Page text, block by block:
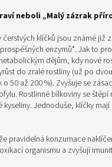
neboli „Malý zázrak
klíčků jsou známé již
enzymů*. Jak to
dějům, kdy nové
do zralé rostliny (už po
50 až 200 %). Zvyšuje se
Rostlinné bílkoviny se
kyseliny. Jednoduše, klíčky
pravidelná konzumace
organismu a zvyšují